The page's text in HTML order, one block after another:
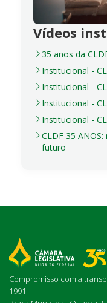
Vídeos
35 anos da
Institucional -
Institucional -
Institucional -
Institucional -
CLDF 35
futuro
Compromisso com a
1991